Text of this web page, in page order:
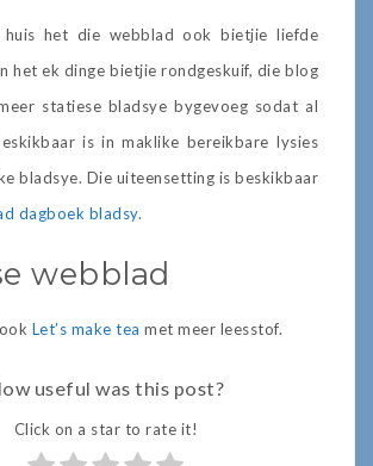
het die webblad ook bietjie liefde
het ek dinge bietjie rondgeskuif, die blog
statiese bladsye bygevoeg sodat al
is in maklike bereikbare lysies
bladsye. Die uiteensetting is beskikbaar
dagboek bladsy.
webblad
Let’s make tea met meer leesstof.
useful was this post?
Click on a star to rate it!